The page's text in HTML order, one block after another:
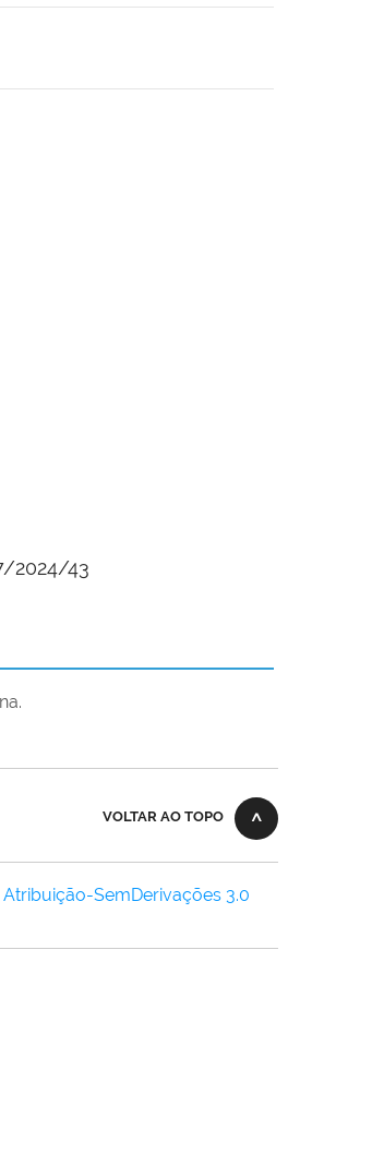
2024/43
VOLTAR AO TOPO
SemDerivações 3.0